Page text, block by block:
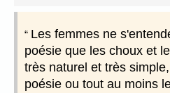
Les femmes ne
poésie que les choux et
très naturel et très
poésie ou tout au moins